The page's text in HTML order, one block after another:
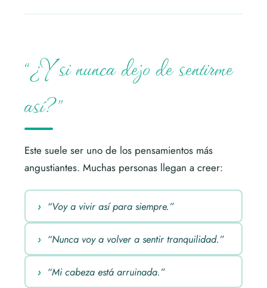
“¿Y si nunca dejo de sentirme
así?”
Este suele ser uno de los pensamientos más
angustiantes. Muchas personas llegan a creer:
“Voy a vivir así para siempre.”
“Nunca voy a volver a sentir tranquilidad.”
“Mi cabeza está arruinada.”